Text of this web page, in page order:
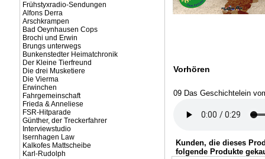
Frühstyxradio-Sendungen
Alfons Derra
Arschkrampen
Bad Oeynhausen Cops
Brochi und Erwin
Brungs unterwegs
Bunkenstedter Heimatchronik
Der Kleine Tierfreund
Die drei Musketiere
Die Vierma
Erwinchen
Fahrgemeinschaft
Frieda & Anneliese
FSR-Hitparade
Günther, der Treckerfahrer
Interviewstudio
Isernhagen Law
Kalkofes Mattscheibe
Karl-Rudolph
Vorhören
09 Das Geschichtelein
Kunden, die dieses
folgende Produkte